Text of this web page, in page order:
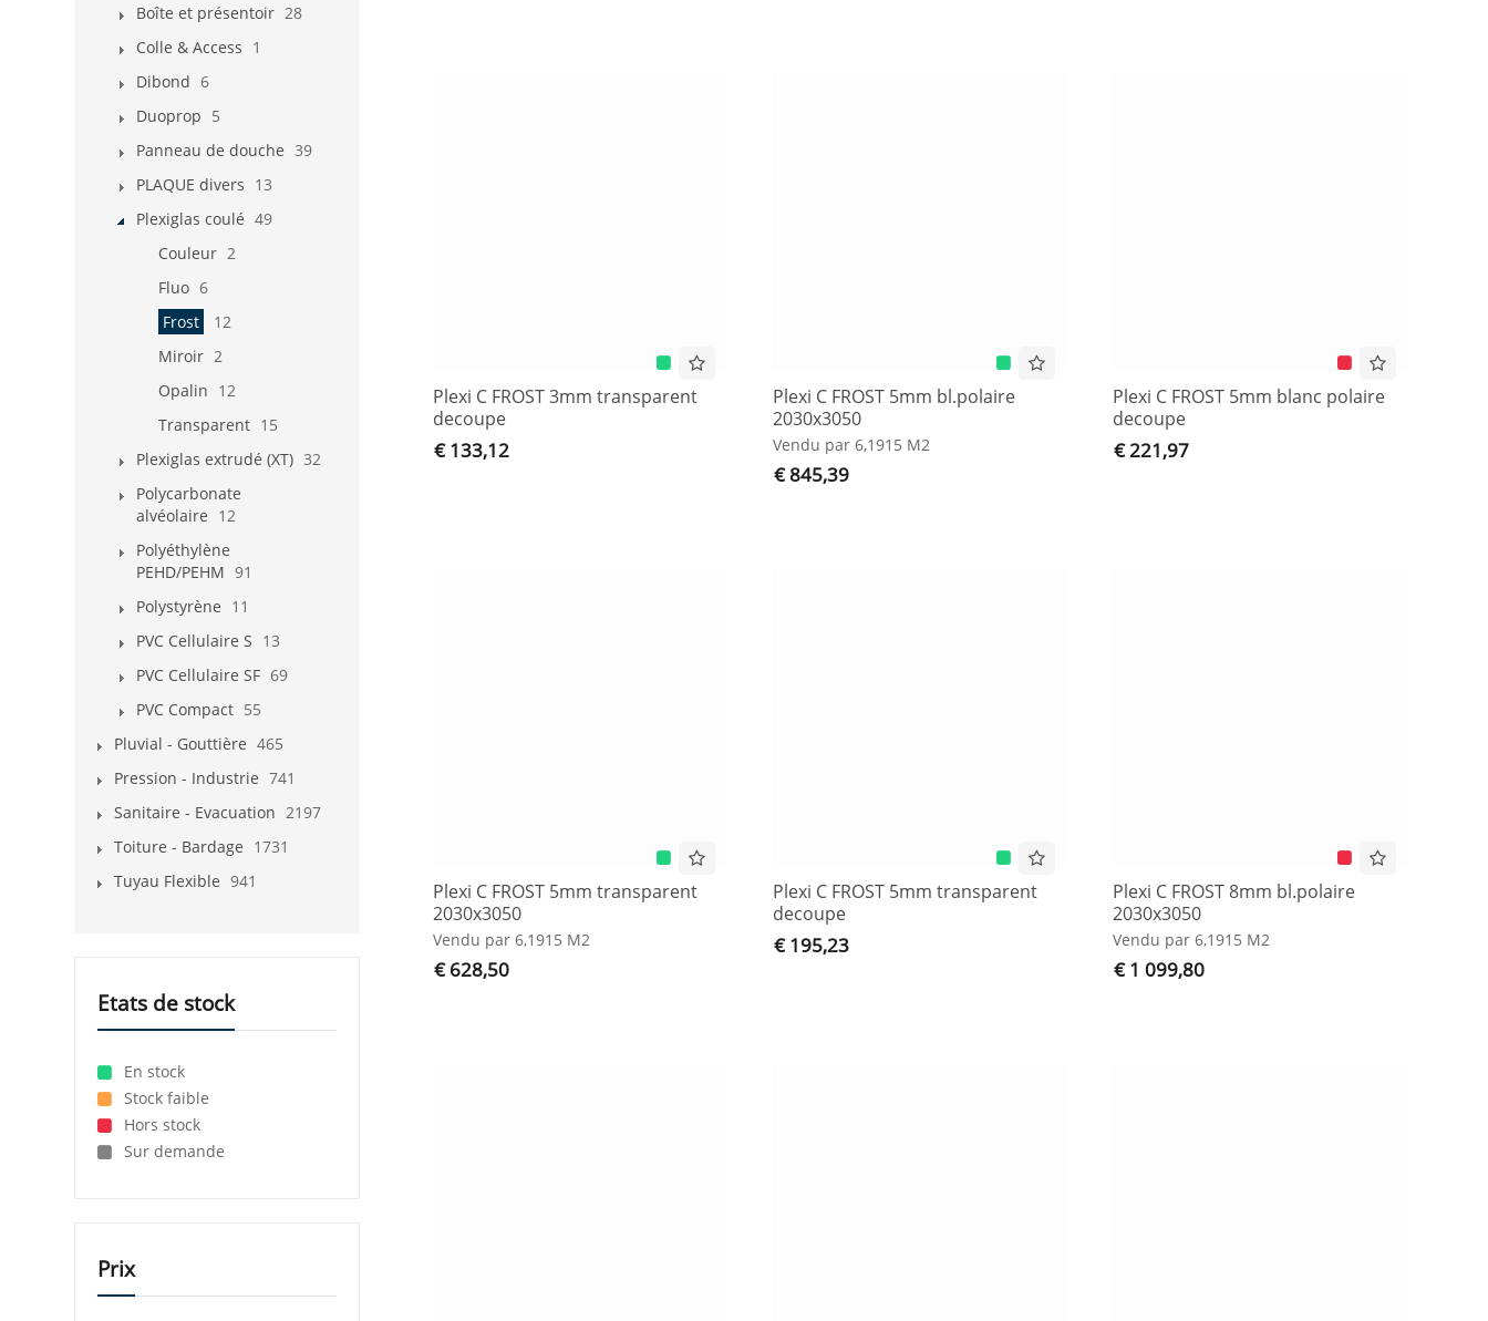
Plexi C FROST 3mm transparent
decoupe
€ 133,12
Plexi C FROST 5mm bl.polaire
2030x3050
Vendu par 6,1915 M2
€ 845,39
Plexi C FROST 5mm blanc polaire
decoupe
€ 221,97
Plexi C FROST 5mm transparent
2030x3050
Vendu par 6,1915 M2
€ 628,50
Plexi C FROST 5mm transparent
decoupe
€ 195,23
Plexi C FROST 8mm bl.polaire
2030x3050
Vendu par 6,1915 M2
€ 1 099,80
Boîte et présentoir 28
Colle & Access 1
Dibond 6
Duoprop 5
Panneau de douche 39
PLAQUE divers 13
Plexiglas coulé 49
Couleur 2
Fluo 6
Frost
12
Miroir 2
Opalin 12
Transparent 15
Plexiglas extrudé (XT) 32
Polycarbonate
alvéolaire 12
Polyéthylène
PEHD/PEHM 91
Polystyrène 11
PVC Cellulaire S 13
PVC Cellulaire SF 69
PVC Compact 55
Pluvial - Gouttière 465
Pression - Industrie 741
Sanitaire - Evacuation 2197
Toiture - Bardage 1731
Tuyau Flexible 941
Etats de stock
En stock
Stock faible
Hors stock
Sur demande
Prix